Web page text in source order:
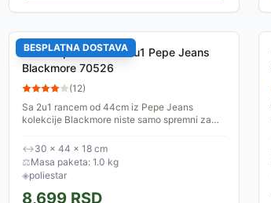
BESPLATNA DOSTAVA
Ranac i putna torba 2u1 Pepe Jeans
Blackmore 70526
(12)
Sa 2u1 rancem od 44cm iz Pepe Jeans
kolekcije Blackmore niste samo spremni za
namenjen pakovanju...
↔30 × 44 × 18 cm
⚖Masa paketa: 1.0 kg
◈poliestar
8,699 RSD